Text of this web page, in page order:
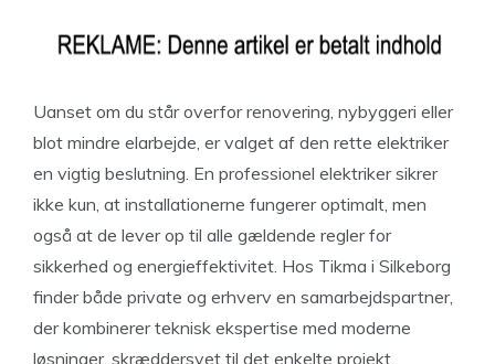
Uanset om du står overfor renovering, nybyggeri eller
blot mindre elarbejde, er valget af den rette elektriker
en vigtig beslutning. En professionel elektriker sikrer
ikke kun, at installationerne fungerer optimalt, men
også at de lever op til alle gældende regler for
sikkerhed og energieffektivitet. Hos Tikma i Silkeborg
finder både private og erhverv en samarbejdspartner,
der kombinerer teknisk ekspertise med moderne
løsninger, skræddersyet til det enkelte projekt.